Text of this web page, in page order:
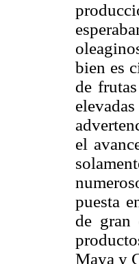
bien es
de
el
puesta
de gran
Maya y